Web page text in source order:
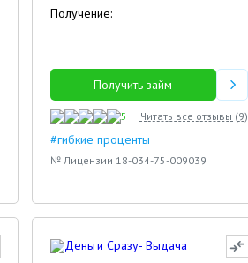
Получение:
Получить займ
5 Читать все отзывы (9)
#гибкие проценты
№ Лицензии 18-034-75-009039